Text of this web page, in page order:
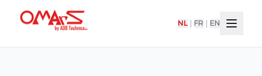
NL FR EN